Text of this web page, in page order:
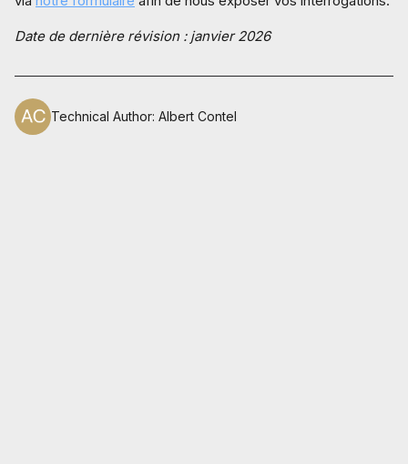
Date de dernière révision : janvier 2026
Technical Author: Albert Contel